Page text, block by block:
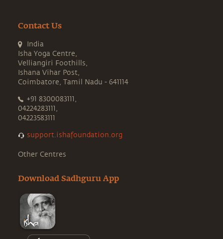
Contact Us
India
Isha Yoga Centre,
Velliangiri Foothills,
Ishana Vihar Post,
Coimbatore, Tamil Nadu - 641114
+91 8300083111,
04224283111,
04223583111
support.ishafoundation.org
Other Centres
Download Sadhguru App